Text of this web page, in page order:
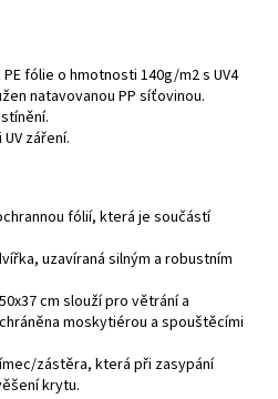
fólie o hmotnosti 140g/m2 s UV4
natavovanou PP síťovinou.
záření.
fólií, která je součástí
uzavíraná silným a robustním
cm slouží pro větrání a
moskytiérou a spouštěcími
zástěra, která při zasypání
krytu.